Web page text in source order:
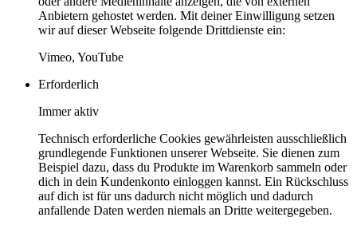
Anbietern gehostet werden. Mit deiner Einwilligung setzen
wir auf dieser Webseite folgende Drittdienste ein:
Vimeo, YouTube
Erforderlich
Immer aktiv
Technisch erforderliche Cookies gewährleisten ausschließlich
grundlegende Funktionen unserer Webseite. Sie dienen zum
Beispiel dazu, dass du Produkte im Warenkorb sammeln oder
dich in dein Kundenkonto einloggen kannst. Ein Rückschluss
auf dich ist für uns dadurch nicht möglich und dadurch
anfallende Daten werden niemals an Dritte weitergegeben.